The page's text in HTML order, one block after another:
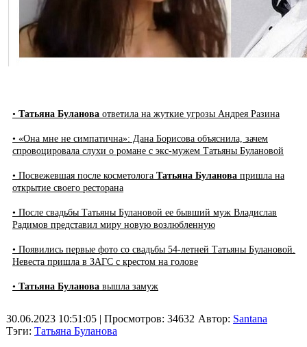
• Татьяна Буланова ответила на жуткие угрозы Андрея Разина
• «Она мне не симпатична»: Дана Борисова объяснила, зачем
спровоцировала слухи о романе с экс-мужем Татьяны Булановой
• Посвежевшая после косметолога Татьяна Буланова пришла на
открытие своего ресторана
• После свадьбы Татьяны Булановой ее бывший муж Владислав
Радимов представил миру новую возлюбленную
• Появились первые фото со свадьбы 54-летней Татьяны Булановой.
Невеста пришла в ЗАГС с крестом на голове
• Татьяна Буланова вышла замуж
30.06.2023 10:51:05 | Просмотров: 34632
Тэги: Татьяна Буланова
Автор: Santana